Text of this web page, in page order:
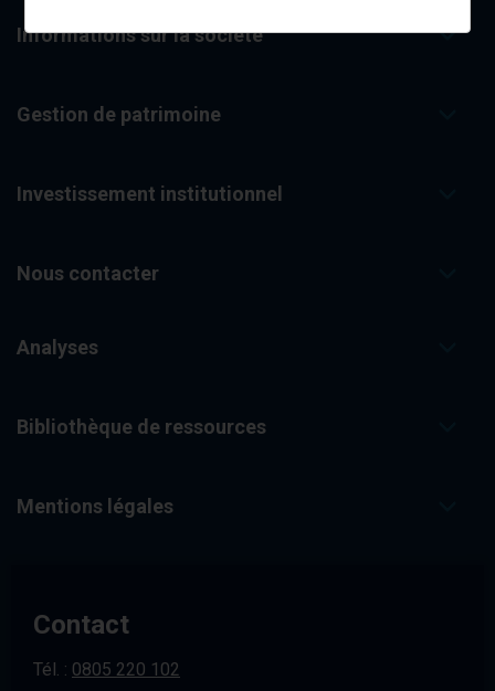
Informations sur la société
Gestion de patrimoine
Investissement institutionnel
Nous contacter
Analyses
Bibliothèque de ressources
Mentions légales
Contact
Tél. : 0805 220 102